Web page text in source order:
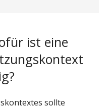
ist eine
sollte